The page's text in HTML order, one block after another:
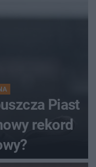
Piast
rekord